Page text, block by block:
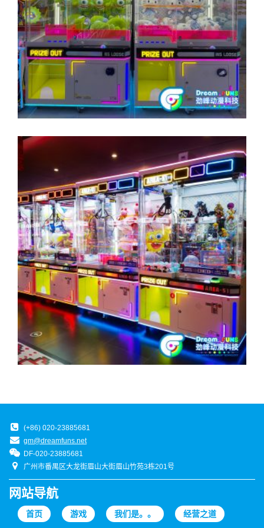
(+86) 020-23885681
gm@dreamfuns.net
DF-020-23885681
广州市番禺区大龙街眉山大街眉山竹苑3栋201号
网站导航
首页 游戏 我们是。。 经营之道